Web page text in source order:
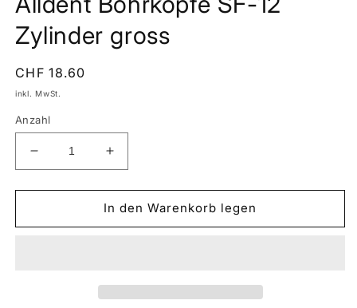
öffnen
Zylinder gross
Normaler
Preis
CHF 18.60
inkl. MwSt.
Anzahl
Verringere
die
Menge
Alldent
Erhöhe
die
Menge
für
Alldent
In den Warenkorb legen